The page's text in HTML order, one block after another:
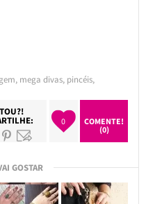
, mega divas, pincéis,
0
COMENTE!
(0)
GOSTAR